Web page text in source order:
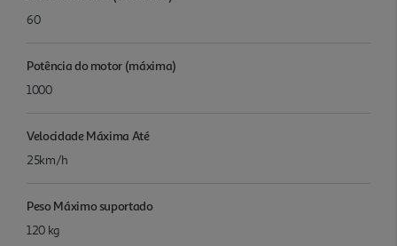
60
Potência do motor (máxima)
1000
Velocidade Máxima Até
25km/h
Peso Máximo suportado
120 kg